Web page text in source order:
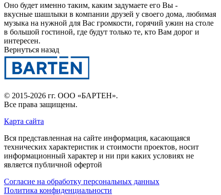
Оно будет именно таким, каким задумаете его Вы -
вкусные шашлыки в компании друзей у своего дома, любимая
музыка на нужной для Вас громкости, горячий ужин на столе
в большой гостиной, где будут только те, кто Вам дорог и
интересен.
Вернуться назад
© 2015-2026 гг. ООО «БАРТЕН».
Все права защищены.
Карта сайта
Вся представленная на сайте информация, касающаяся
технических характеристик и стоимости проектов, носит
информационный характер и ни при каких условиях не
является публичной офертой
Согласие на обработку персональных данных
Политика конфиденциальности